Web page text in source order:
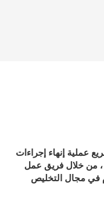
عملية إنهاء إجراءات
، من خلال فريق عمل
ذو خبرة علي مدار 15 عام في مجال التخليص